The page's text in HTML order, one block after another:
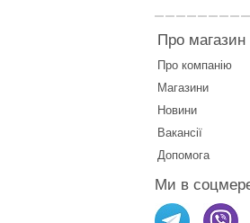
Про магазин
Про компанію
Магазини
Новини
Вакансії
Допомога
Ми в